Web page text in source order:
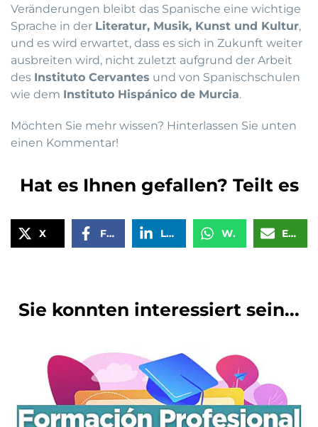
Veränderungen bleibt das Spanische eine wichtige
Sprache in der Literatur, Musik, Kunst und Kultur,
und es wird erwartet, dass es sich in Zukunft weiter
ausbreiten wird, nicht zuletzt aufgrund der Arbeit
des Instituto Cervantes und von Spanischschulen
wie dem Instituto Hispánico de Murcia.
Möchten Sie mehr wissen? Hinterlassen Sie unten
einen Kommentar!
Hat es Ihnen gefallen? Teilt es
X Facebook LinkedIn WhatsApp Email
Sie konnten interessiert sein...